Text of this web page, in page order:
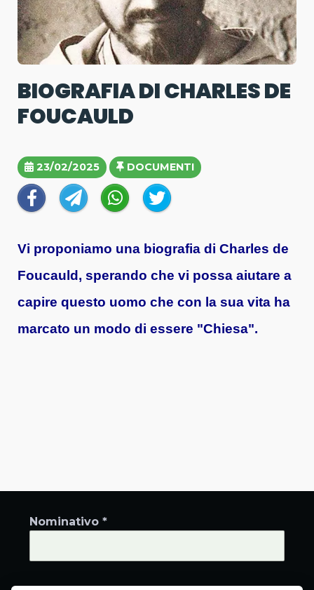
BIOGRAFIA DI CHARLES DE
FOUCAULD
23/02/2025 DOCUMENTI
Vi proponiamo una biografia di Charles de
Foucauld, sperando che vi possa aiutare a
capire questo uomo che con la sua vita ha
marcato un modo di essere "Chiesa".
Nominativo *